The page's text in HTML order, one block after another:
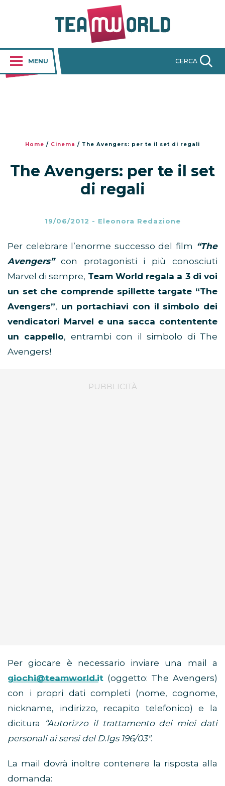
MENU CERCA
Home / Cinema / The Avengers: per te il set di regali
The Avengers: per te il set
di regali
19/06/2012 - Eleonora Redazione
Per celebrare l’enorme successo del film “The
Avengers”con protagonisti i più conosciuti
Marvel di sempre, Team World regala a 3 di voi
un set che comprende spillette targate “The
Avengers”, un portachiavi con il simbolo dei
vendicatori Marvel e una sacca contentente
un cappello, entrambi con il simbolo di The
Avengers!
Per giocare è necessario inviare una mail a
giochi@teamworld.it (oggetto: The Avengers)
con i propri dati completi (nome, cognome,
nickname, indirizzo, recapito telefonico) e la
dicitura
“Autorizzo il trattamento dei miei dati
personali ai sensi del D.lgs 196/03″.
La mail dovrà inoltre contenere la risposta alla
domanda: